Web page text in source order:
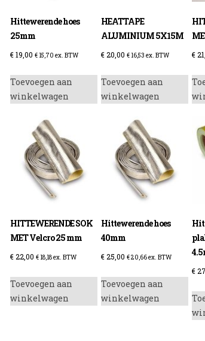
Hittewerende hoes
25mm
€19,00 € 15,70 ex. BTW
Toevoegen aan
winkelwagen
HEATTAPE
ALUMINIUM 5X15M
€20,00 € 16,53 ex. BTW
Toevoegen aan
winkelwagen
€
HITTEWERENDE SOK
MET Velcro 25 mm
€22,00 € 18,18ex. BTW
Toevoegen aan
winkelwagen
Hittewerende hoes
40mm
€25,00 €20,66ex. BTW
Toevoegen aan
winkelwagen
€